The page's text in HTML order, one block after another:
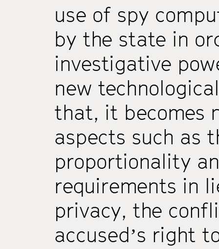
use of spy
by the state in
investigative
new
that, it becomes
aspects such as
proportionality
requirements in
privacy, the
accused’s right